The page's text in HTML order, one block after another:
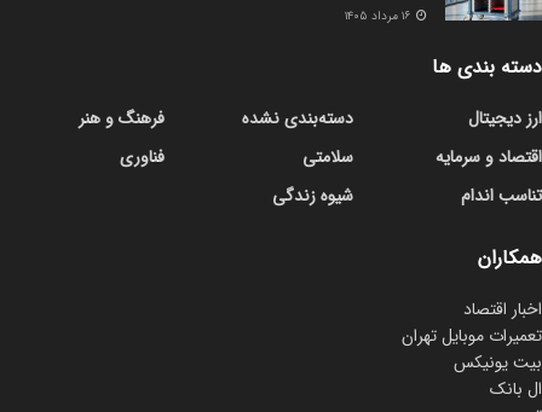
دسته بندی ها
ارز دیجیتال
اقتصاد و سرمایه
تناسب اندام
دسته‌بندی نشده
سلامتی
شیوه زندگی
فرهنگ و هنر
فناوری
همکاران
اخبار اقتصاد
تعمیرات موبایل تهران
بیت یونیکس
ال بانک